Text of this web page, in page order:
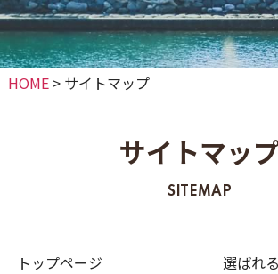
HOME > サイトマップ
サイトマップ
SITEMAP
トップページ 選ばれ